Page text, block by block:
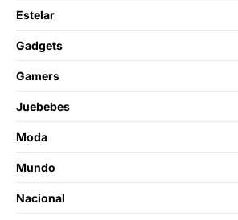
Estelar
Gadgets
Gamers
Juebebes
Moda
Mundo
Nacional